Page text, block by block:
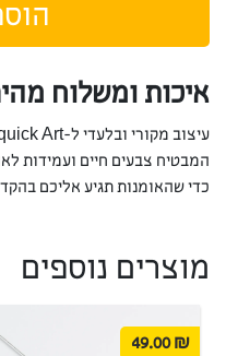
איכות ומשלוח
המבטיח צבעים חיים ועמידות
כדי שהאומנות תגיע אליכם
מוצרים נוספים
₪
49.00